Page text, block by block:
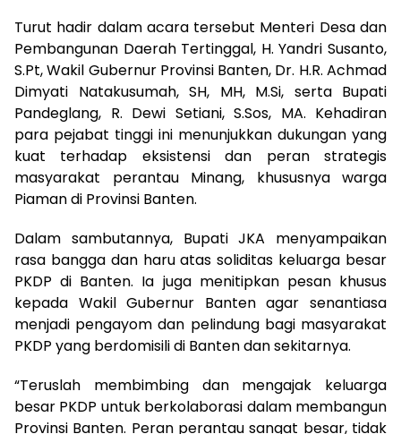
Turut hadir dalam acara tersebut Menteri Desa dan
Pembangunan Daerah Tertinggal, H. Yandri Susanto,
S.Pt, Wakil Gubernur Provinsi Banten, Dr. H.R. Achmad
Dimyati Natakusumah, SH, MH, M.Si, serta Bupati
Pandeglang, R. Dewi Setiani, S.Sos, MA. Kehadiran
para pejabat tinggi ini menunjukkan dukungan yang
kuat terhadap eksistensi dan peran strategis
masyarakat perantau Minang, khususnya warga
Piaman di Provinsi Banten.
Dalam sambutannya, Bupati JKA menyampaikan
rasa bangga dan haru atas soliditas keluarga besar
PKDP di Banten. Ia juga menitipkan pesan khusus
kepada Wakil Gubernur Banten agar senantiasa
menjadi pengayom dan pelindung bagi masyarakat
PKDP yang berdomisili di Banten dan sekitarnya.
“Teruslah membimbing dan mengajak keluarga
besar PKDP untuk berkolaborasi dalam membangun
Provinsi Banten. Peran perantau sangat besar, tidak